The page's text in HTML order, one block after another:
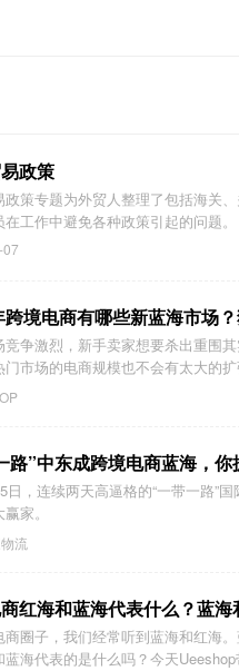
政策
政策专题为外贸人整理了包括海关
工作中避免各种政策引起的问题。
境电商有哪些新蓝海市场
竞争激烈，新手卖家想要杀出重围
门市场的电商规模也不会有太大的
路”中东成跨境电商蓝海，你
日，连续两天高逼格的“一带一路”
家。
流
红海和蓝海代表什么？蓝
商圈子，我们经常听到蓝海和红海
蓝海代表的是什么吗？今天Ueeshop